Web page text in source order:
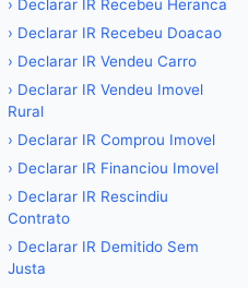
› Declarar IR Recebeu Heranca
› Declarar IR Recebeu Doacao
› Declarar IR Vendeu Carro
› Declarar IR Vendeu Imovel
Rural
› Declarar IR Comprou Imovel
› Declarar IR Financiou Imovel
› Declarar IR Rescindiu
Contrato
› Declarar IR Demitido Sem
Justa